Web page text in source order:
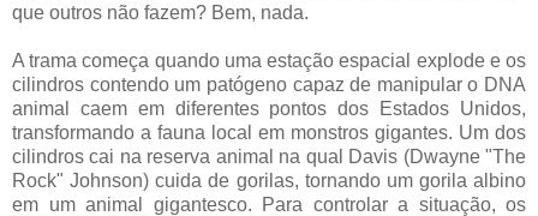
que outros não fazem? Bem, nada.
A trama começa quando uma estação espacial explode e os
cilindros contendo um patógeno capaz de manipular o DNA
animal caem em diferentes pontos dos Estados Unidos,
transformando a fauna local em monstros gigantes. Um dos
cilindros cai na reserva animal na qual Davis (Dwayne "The
Rock" Johnson) cuida de gorilas, tornando um gorila albino
em um animal gigantesco. Para controlar a situação, os